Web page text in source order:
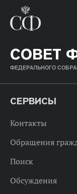
СОВЕТ
ФЕДЕРАЛЬНОГО
СЕРВИСЫ
Контакты
Обращения
Поиск
Обсуждения